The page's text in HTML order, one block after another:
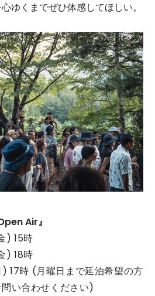
ゆくまでぜひ体感してほしい。
Air』
) 15時
18時
時 (月曜日まで延泊希望の方
い合わせください)